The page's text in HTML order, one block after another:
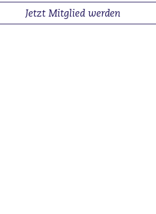
Jetzt Mitglied werden